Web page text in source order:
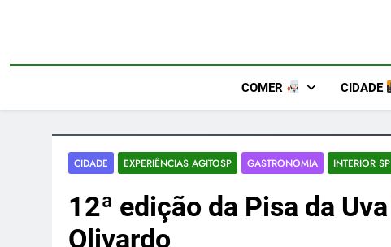
COMER CIDADE
CIDADE EXPERIÊNCIAS AGITOSP GASTRONOMIA INTERIOR SP
12ª edição da Pisa da Uva
Olivardo